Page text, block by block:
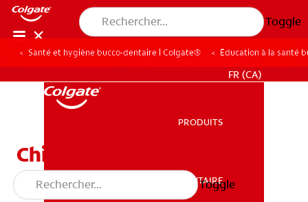
Toggle
SANTÉ BUCCO-DENTAIRE
FR (CA)
PRODUITS
SANTÉ BUCCO-DENTAIRE
Toggle
Santé et hygiène bucco-dentaire | Colgate® Éducation à la santé
Chirurgie d'implantation
dentaire